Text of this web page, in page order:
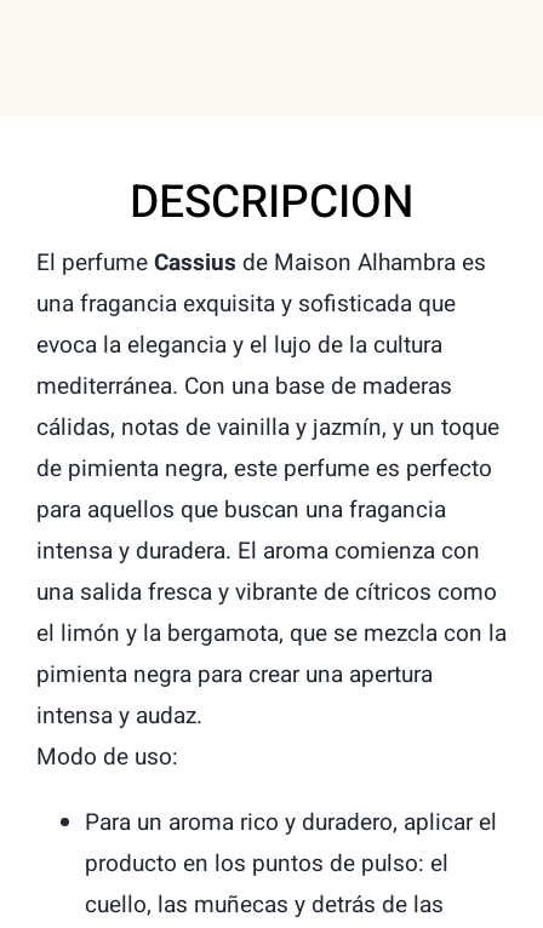
DESCRIPCION
El perfumeCassius de Maison Alhambra es
una fragancia exquisita y sofisticada que
evoca la elegancia y el lujo de la cultura
mediterránea. Con una base de maderas
cálidas, notas de vainilla y jazmín, y un toque
de pimienta negra, este perfume es perfecto
para aquellos que buscan una fragancia
intensa y duradera. El aroma comienza con
una salida fresca y vibrante de cítricos como
el limón y la bergamota, que se mezcla con la
pimienta negra para crear una apertura
intensa y audaz.
Modo de uso:
Para un aroma rico y duradero, aplicar el
producto en los puntos de pulso: el
cuello, las muñecas y detrás de las